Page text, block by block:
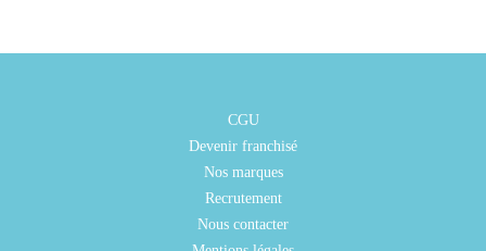
CGU
Devenir franchisé
Nos marques
Recrutement
Nous contacter